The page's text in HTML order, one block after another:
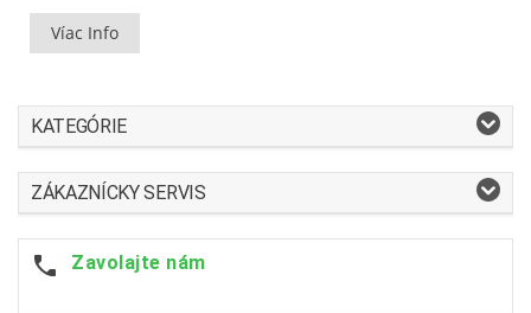
Víac Info
KATEGÓRIE
ZÁKAZNÍCKY SERVIS
Zavolajte nám